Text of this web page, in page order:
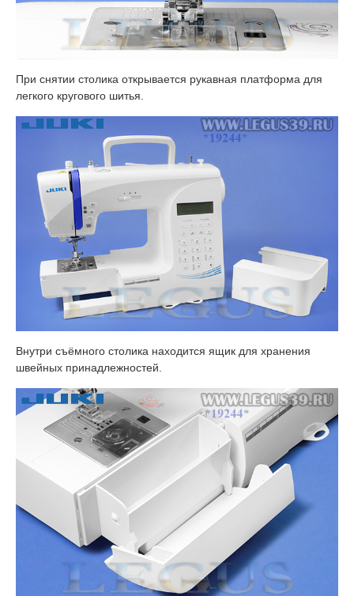
При снятии столика открывается рукавная платформа для
легкого кругового шитья.
Внутри съёмного столика находится ящик для хранения
швейных принадлежностей.